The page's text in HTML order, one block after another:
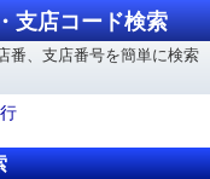
支店コード検索
番、支店番号を簡単に検索